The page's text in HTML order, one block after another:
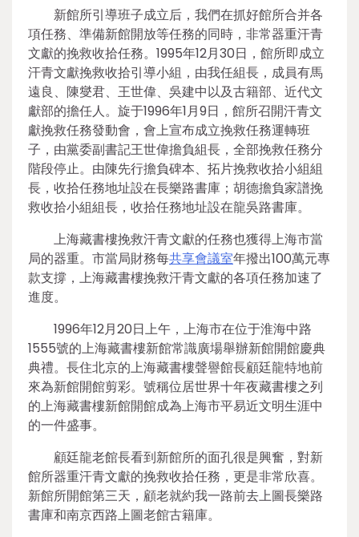
新館所引導班子成立后，我們在抓好館所合并各
項任務、準備新館開放等任務的同時，非常器重汗青
文獻的挽救收拾任務。1995年12月30日，館所即成立
汗青文獻挽救收拾引導小組，由我任組長，成員有馬
遠良、陳燮君、王世偉、吳建中以及古籍部、近代文
獻部的擔任人。旋于1996年1月9日，館所召開汗青文
獻挽救任務發動會，會上宣布成立挽救任務運轉班
子，由黨委副書記王世偉擔負組長，全部挽救任務分
階段停止。由陳先行擔負碑本、拓片挽救收拾小組組
長，收拾任務地址設在長樂路書庫；胡德擔負家譜挽
救收拾小組組長，收拾任務地址設在龍吳路書庫。
上海藏書樓挽救汗青文獻的任務也獲得上海市當
局的器重。市當局財務每共享會議室年撥出100萬元專
款支撐，上海藏書樓挽救汗青文獻的各項任務加速了
進度。
1996年12月20日上午，上海市在位于淮海中路
1555號的上海藏書樓新館常識廣場舉辦新館開館慶典
典禮。長住北京的上海藏書樓聲譽館長顧廷龍特地前
來為新館開館剪彩。號稱位居世界十年夜藏書樓之列
的上海藏書樓新館開館成為上海市平易近文明生涯中
的一件盛事。
顧廷龍老館長看到新館所的面孔很是興奮，對新
館所器重汗青文獻的挽救收拾任務，更是非常欣喜。
新館所開館第三天，顧老就約我一路前去上圖長樂路
書庫和南京西路上圖老館古籍庫。